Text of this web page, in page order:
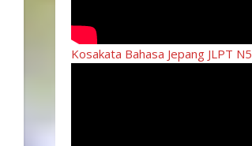
Kosakata Bahasa Jepang JLPT N5